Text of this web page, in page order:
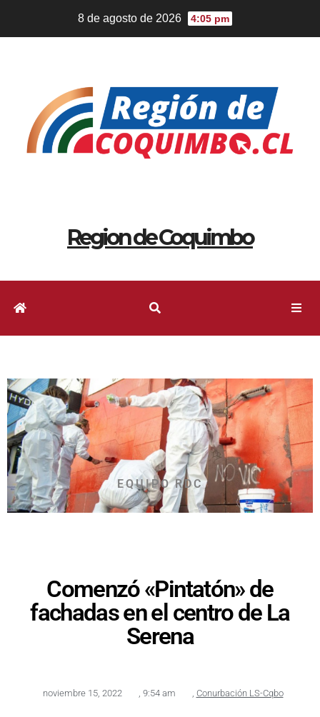
8 de agosto de 2026 4:05 pm
Region de Coquimbo
EQUIPO RDC
Comenzó «Pintatón» de
fachadas en el centro de La
Serena
noviembre 15, 2022 , 9:54 am , Conurbación LS-Cqbo